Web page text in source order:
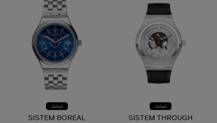
أتوماتيك
SISTEM THROUGH
أتوماتيك
SISTEM BOREAL